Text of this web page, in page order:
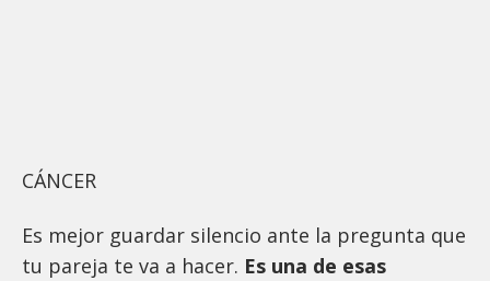
CÁNCER
Es mejor guardar silencio ante la pregunta que
tu pareja te va a hacer. Es una de esas